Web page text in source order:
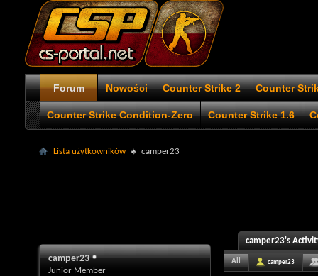
Forum Nowości Counter Strike 2 Counter
Counter Strike Condition-Zero Counter Strike 1.6
Lista użytkowników camper23
camper23
Junior Member
camper23's
All camper23